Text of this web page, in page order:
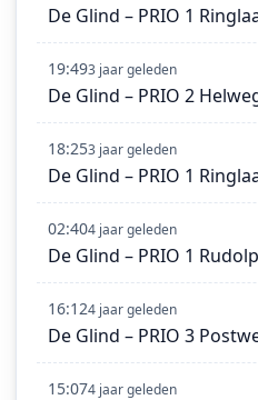
De Glind – PRIO 1
19:493 jaar geleden
De Glind – PRIO 2
18:253 jaar geleden
De Glind – PRIO 1
02:404 jaar geleden
De Glind – PRIO 1
16:124 jaar geleden
De Glind – PRIO 3
15:074 jaar geleden